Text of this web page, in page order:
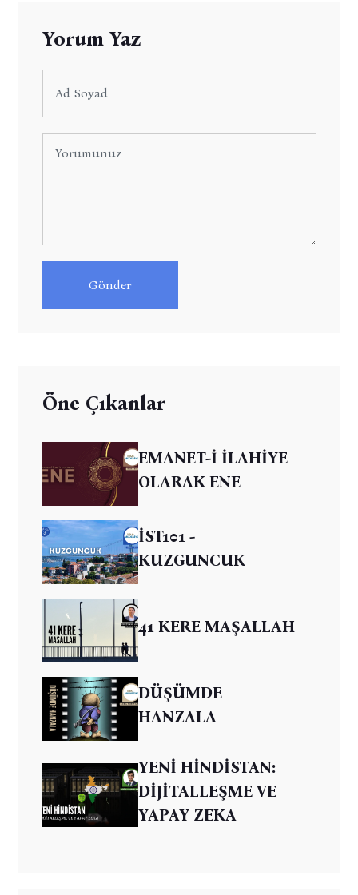
Yorum Yaz
Gönder
Öne Çıkanlar
EMANET-İ İLAHİYE
OLARAK ENE
İST101 -
KUZGUNCUK
41 KERE MAŞALLAH
DÜŞÜMDE
HANZALA
YENİ HİNDİSTAN:
DİJİTALLEŞME VE
YAPAY ZEKA